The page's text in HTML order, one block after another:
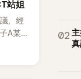
站姐
，經
A某涉
行
02